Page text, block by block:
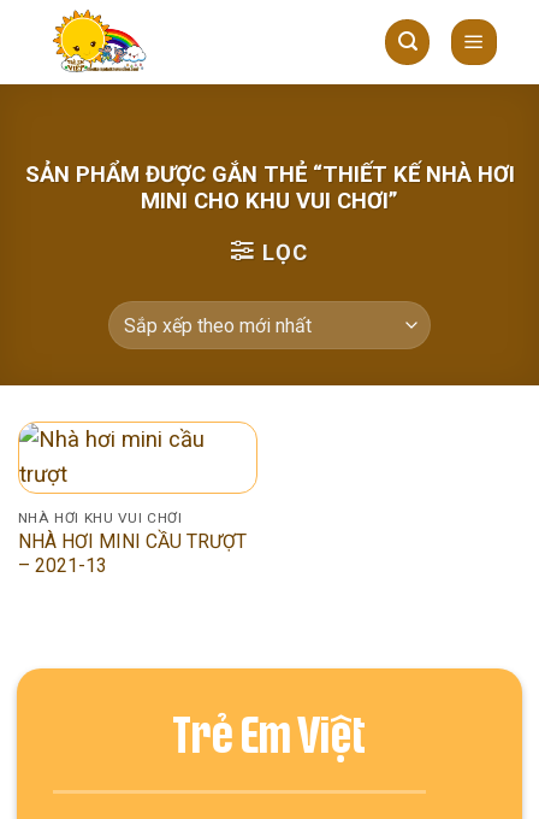
content
SẢN PHẨM ĐƯỢC GẮN THẺ “THIẾT KẾ NHÀ HƠI
MINI CHO KHU VUI CHƠI”
LỌC
NHÀ HƠI KHU VUI CHƠI
NHÀ HƠI MINI CẦU TRƯỢT
– 2021-13
Trẻ Em Việt